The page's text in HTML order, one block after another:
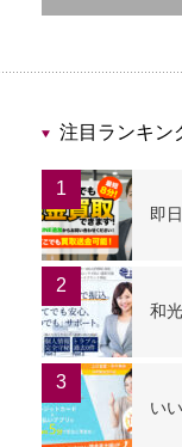
注目ランキン
1
即
2
和
3
い